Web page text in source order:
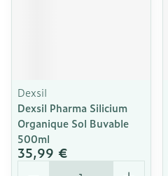
Dexsil
Dexsil Pharma Silicium
Organique Sol Buvable
500ml
35,99 €
Quantité